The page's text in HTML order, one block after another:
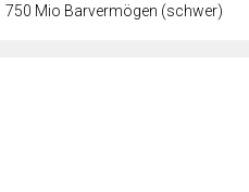
750 Mio Barvermögen (schwer)